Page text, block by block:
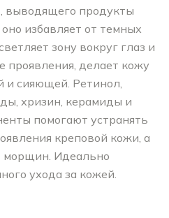
выводящего продукты
избавляет от темных
зону вокруг глаз и
проявления, делает кожу
и сияющей. Ретинол,
хризин, керамиды и
помогают устранять
креповой кожи, а
морщин. Идеально
ухода за кожей.